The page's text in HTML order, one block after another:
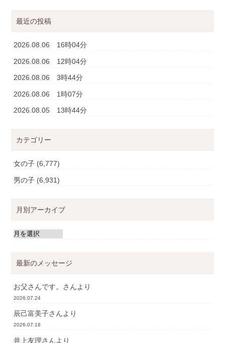
最近の投稿
2026.08.06 16時04分
2026.08.06 12時04分
2026.08.06 3時44分
2026.08.06 1時07分
2026.08.05 13時44分
カテゴリー
女の子 (6,777)
男の子 (6,931)
月別アーカイブ
最新のメッセージ
お父さんです。 さんより
2026.07.24
辰己富美子さんより
2026.07.18
井上友理さんより